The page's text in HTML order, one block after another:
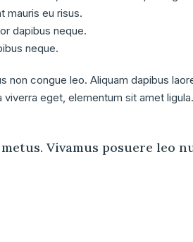
mauris eu risus.
dapibus neque.
neque.
non congue leo. Aliquam dapibus
viverra eget, elementum sit amet
Vivamus posuere leo